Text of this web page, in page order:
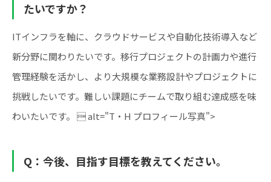
たいですか？
ITインフラを軸に、クラウドサービスや自動化技術導入など
新分野に関わりたいです。移行プロジェクトの計画力や進行
管理経験を活かし、より大規模な業務設計やプロジェクトに
挑戦したいです。難しい課題にチームで取り組む達成感を味
わいたいです。  alt="T・H プロフィール写真">
Q：今後、目指す目標を教えてください。